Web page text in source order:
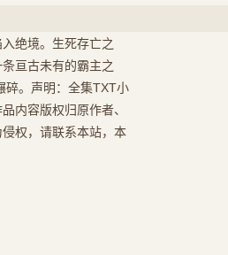
绝境。生死存亡之
亘古未有的霸主之
碎。声明：全集TXT小
内容版权归原作者、
权，请联系本站，本